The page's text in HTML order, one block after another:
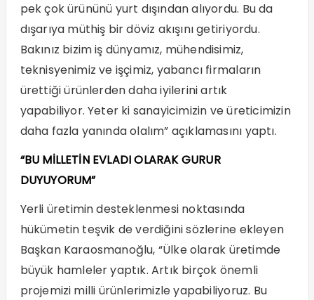
pek çok ürününü yurt dışından alıyordu. Bu da
dışarıya müthiş bir döviz akışını getiriyordu.
Bakınız bizim iş dünyamız, mühendisimiz,
teknisyenimiz ve işçimiz, yabancı firmaların
ürettiği ürünlerden daha iyilerini artık
yapabiliyor. Yeter ki sanayicimizin ve üreticimizin
daha fazla yanında olalım” açıklamasını yaptı.
“BU MİLLETİN EVLADI OLARAK GURUR
DUYUYORUM”
Yerli üretimin desteklenmesi noktasında
hükümetin teşvik de verdiğini sözlerine ekleyen
Başkan Karaosmanoğlu, “Ülke olarak üretimde
büyük hamleler yaptık. Artık birçok önemli
projemizi milli ürünlerimizle yapabiliyoruz. Bu